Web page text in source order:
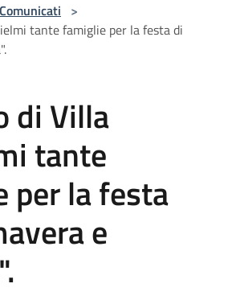
Comunicati >
tante famiglie per la festa di
di Villa
tante
per la festa
e